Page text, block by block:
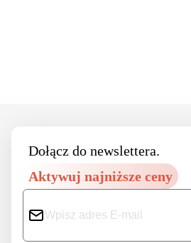
Dołącz do newslettera.
Aktywuj najniższe ceny